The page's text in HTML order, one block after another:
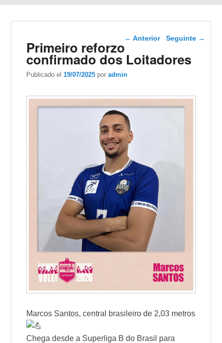
Navegador de artigos
← Anterior Seguinte →
Primeiro reforzo
confirmado dos Loitadores
Publicado el19/07/2025 poradmin
Marcos Santos, central brasileiro de 2,03 metros
Chega desde a Superliga B do Brasil para